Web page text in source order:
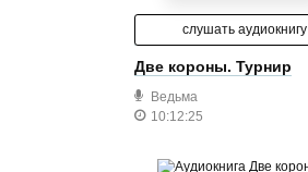
слушать аудиокнигу
Две короны. Турнир
Ведьма
10:12:25